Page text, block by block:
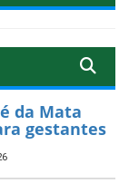
da Mata
gestantes